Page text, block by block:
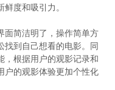
度和吸引力。
面简洁明了，操作简单方
找到自己想看的电影。同
，根据用户的观影记录和
户的观影体验更加个性化